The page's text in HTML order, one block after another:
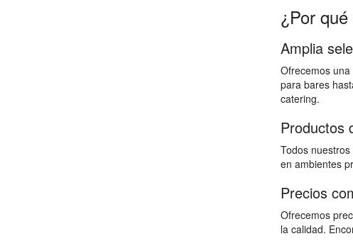
¿Por
Amplia
Ofrecemos
para bares
catering.
Productos
Todos
en ambientes
Precios
Ofrecemos
la calidad.